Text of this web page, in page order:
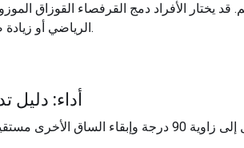
يختار الأفراد دمج القرفصاء القوزاق
الرياضي أو زيادة صعوبة نظام تدريب الجزء السفلي من الجسم.
أداء: دليل
انقل وزنك إلى ساق واحدة، مع ثني الركبة حتى تصل إلى زاوية